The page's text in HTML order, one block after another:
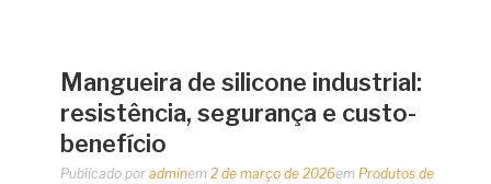
Mangueira de silicone industrial:
resistência, segurança e custo-
benefício
Publicado por adminem 2 de março de 2026em Produtos de